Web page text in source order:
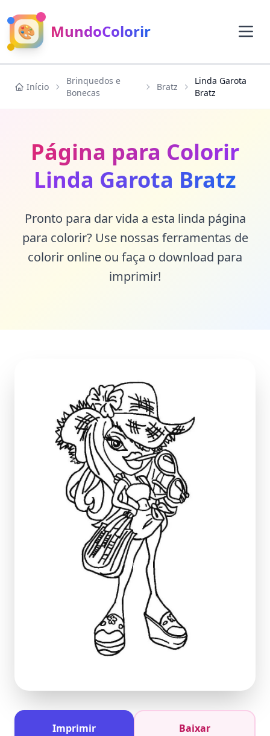
🎨 MundoColorir
Início
Brinquedos e
Bonecas
Bratz
Linda Garota
Bratz
Página para Colorir
Linda Garota Bratz
Pronto para dar vida a esta linda página
para colorir? Use nossas ferramentas de
colorir online ou faça o download para
imprimir!
Imprimir Baixar